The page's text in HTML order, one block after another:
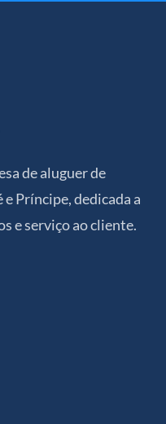
de aluguer de
e Príncipe, dedicada a
e serviço ao cliente.